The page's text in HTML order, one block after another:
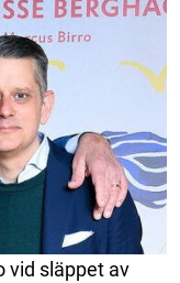
vid släppet av